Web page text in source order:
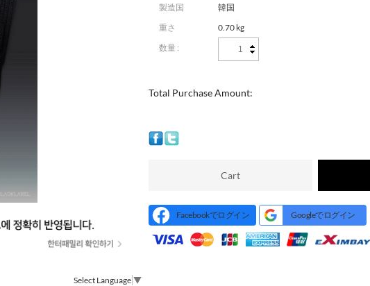
製造国
韓国
重さ
0.70 kg
数量 :
Total Purchase Amount:
Cart
Facebookでログイン Googleでログイン
Select Language ▼